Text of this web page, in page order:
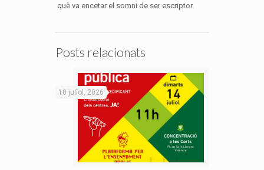
què va encetar el somni de ser escriptor.
Posts relacionats
10 juliol, 2026